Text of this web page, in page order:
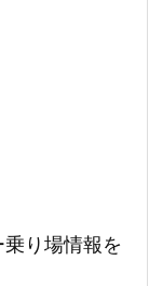
乗り場情報を